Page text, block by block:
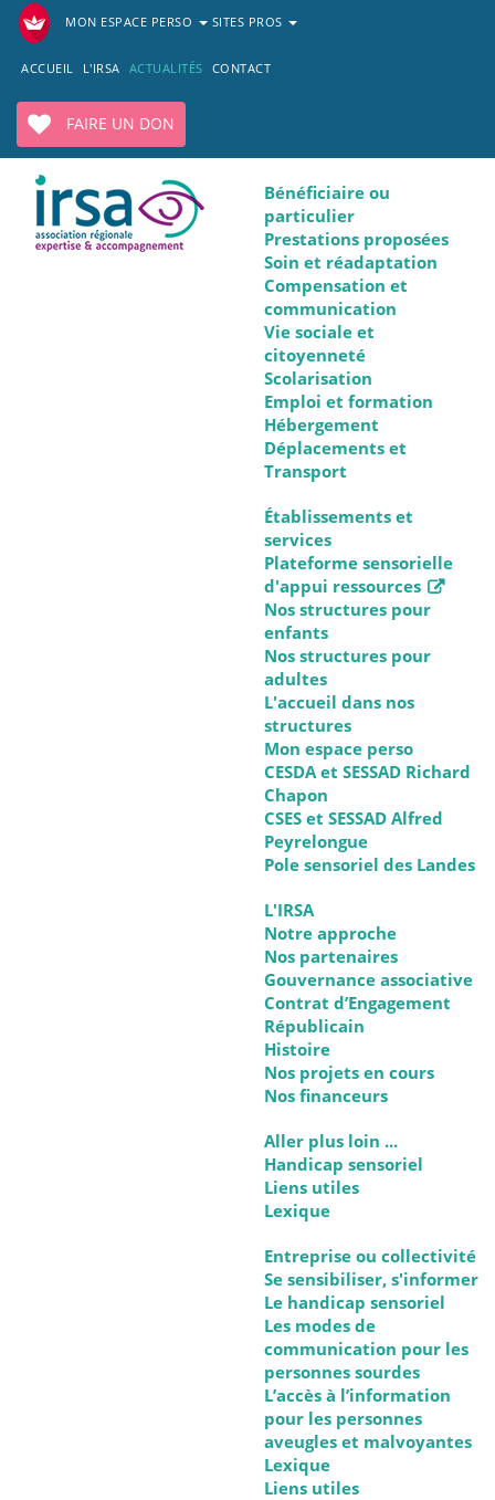
MON ESPACE PERSO SITES PROS
ACCUEIL L'IRSA ACTUALITÉS CONTACT
FAIRE UN DON
Bénéficiaire ou
particulier
Prestations proposées
Soin et réadaptation
Compensation et
communication
Vie sociale et
citoyenneté
Scolarisation
Emploi et formation
Hébergement
Déplacements et
Transport
Établissements et
services
Plateforme sensorielle
d'appui ressources
Nos structures pour
enfants
Nos structures pour
adultes
L'accueil dans nos
structures
Mon espace perso
CESDA et SESSAD Richard
Chapon
CSES et SESSAD Alfred
Peyrelongue
Pole sensoriel des Landes
L'IRSA
Notre approche
Nos partenaires
Gouvernance associative
Contrat d’Engagement
Républicain
Histoire
Nos projets en cours
Nos financeurs
Aller plus loin ...
Handicap sensoriel
Liens utiles
Lexique
Entreprise ou collectivité
Se sensibiliser, s'informer
Le handicap sensoriel
Les modes de
communication pour les
personnes sourdes
L’accès à l’information
pour les personnes
aveugles et malvoyantes
Lexique
Liens utiles